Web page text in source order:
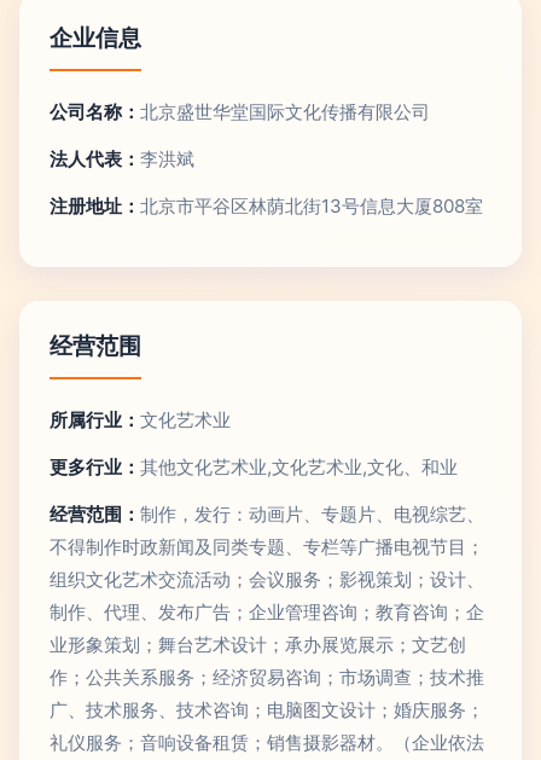
企业信息
公司名称： 北京盛世华堂国际文化传播有限公司
法人代表： 李洪斌
注册地址： 北京市平谷区林荫北街13号信息大厦808室
经营范围
所属行业： 文化艺术业
更多行业： 其他文化艺术业,文化艺术业,文化、和业
经营范围： 制作，发行：动画片、专题片、电视综艺、
不得制作时政新闻及同类专题、专栏等广播电视节目；
组织文化艺术交流活动；会议服务；影视策划；设计、
制作、代理、发布广告；企业管理咨询；教育咨询；企
业形象策划；舞台艺术设计；承办展览展示；文艺创
作；公共关系服务；经济贸易咨询；市场调查；技术推
广、技术服务、技术咨询；电脑图文设计；婚庆服务；
礼仪服务；音响设备租赁；销售摄影器材。（企业依法